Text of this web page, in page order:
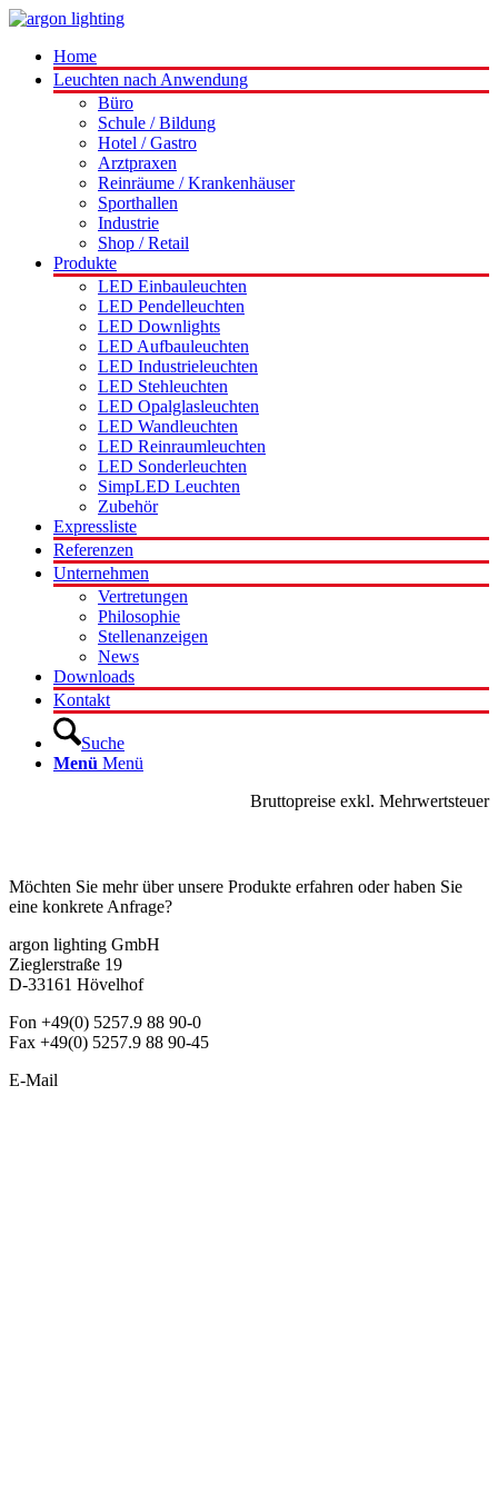
Home
Leuchten nach Anwendung
Büro
Schule / Bildung
Hotel / Gastro
Arztpraxen
Reinräume / Krankenhäuser
Sporthallen
Industrie
Shop / Retail
Produkte
LED Einbauleuchten
LED Pendelleuchten
LED Downlights
LED Aufbauleuchten
LED Industrieleuchten
LED Stehleuchten
LED Opalglasleuchten
LED Wandleuchten
LED Reinraumleuchten
LED Sonderleuchten
SimpLED Leuchten
Zubehör
Expressliste
Referenzen
Unternehmen
Vertretungen
Philosophie
Stellenanzeigen
News
Downloads
Kontakt
Suche
Menü Menü
Bruttopreise exkl. Mehrwertsteuer
Möchten Sie mehr über unsere Produkte erfahren oder haben Sie
eine konkrete Anfrage?
argon lighting GmbH
Zieglerstraße 19
D-33161 Hövelhof
Fon +49(0) 5257.9 88 90-0
Fax +49(0) 5257.9 88 90-45
E-Mail